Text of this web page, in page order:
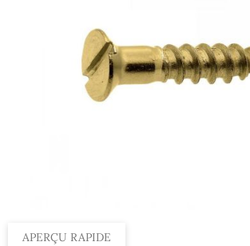
APERÇU RAPIDE